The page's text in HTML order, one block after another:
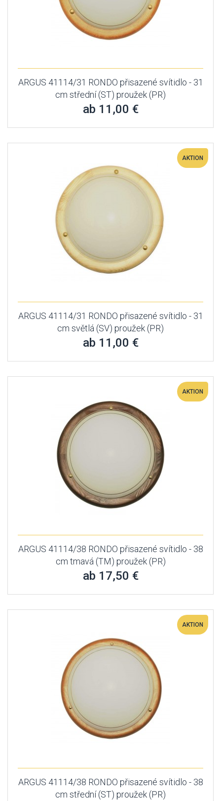
ARGUS 41114/31 RONDO přisazené svítidlo - 31
cm střední (ST) proužek (PR)
ab 11,00 €
AKTION
ARGUS 41114/31 RONDO přisazené svítidlo - 31
cm světlá (SV) proužek (PR)
ab 11,00 €
AKTION
ARGUS 41114/38 RONDO přisazené svítidlo - 38
cm tmavá (TM) proužek (PR)
ab 17,50 €
AKTION
ARGUS 41114/38 RONDO přisazené svítidlo - 38
cm střední (ST) proužek (PR)